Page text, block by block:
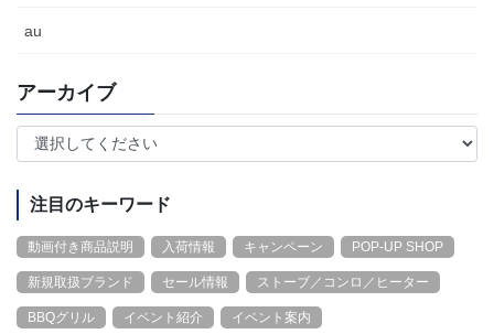
au
アーカイブ
注目のキーワード
動画付き商品説明 入荷情報 キャンペーン POP-UP SHOP
新規取扱ブランド セール情報 ストーブ／コンロ／ヒーター
BBQグリル イベント紹介 イベント案内